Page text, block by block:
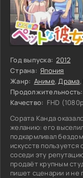
Год выпуска: 2012
Страна: Япония
Жанр: Аниме,Драма,
Продолжительность:
Качество: FHD
Сората Канда
желанию: его
подкармливал
искусств
соседи эту
продаёт крупным
пишет сценарии и не